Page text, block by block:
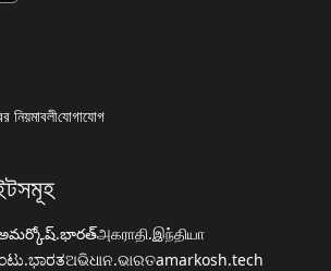
নিয়মাবলীযোগাযোগ
அகராதி.இந்தியா
ଅଭିଧାନ.ଭାରତamarkosh.tech